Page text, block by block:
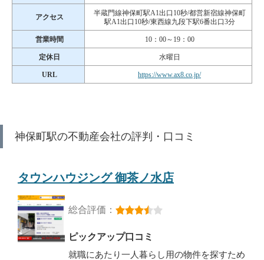
アクセス
半蔵門線神保町駅A1出口10秒/都営新宿線神保町
駅A1出口10秒/東西線九段下駅6番出口3分
営業時間 10：00～19：00
定休日 水曜日
URL https://www.ax8.co.jp/
神保町駅の不動産会社の評判・口コミ
タウンハウジング 御茶ノ水店
総合評価：
ピックアップ口コミ
就職にあたり一人暮らし用の物件を探すため